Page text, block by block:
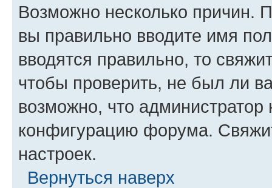
Возможно несколько причин.
вы правильно вводите имя
вводятся правильно, то
чтобы проверить, не был ли
возможно, что администратор
конфигурацию форума.
настроек.
Вернуться наверх